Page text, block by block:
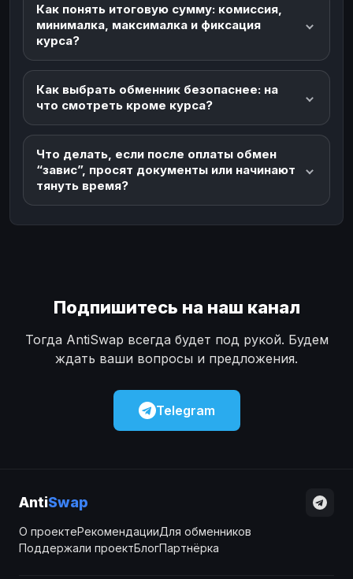
Как понять итоговую сумму: комиссия,
минималка, максималка и фиксация
курса?
Как выбрать обменник безопаснее: на
что смотреть кроме курса?
Что делать, если после оплаты обмен
“завис”, просят документы или начинают
тянуть время?
Подпишитесь на наш канал
Тогда AntiSwap всегда будет под рукой. Будем
ждать ваши вопросы и предложения.
Telegram
AntiSwap
О проектеРекомендацииДля обменников
Поддержали проектБлогПартнёрка